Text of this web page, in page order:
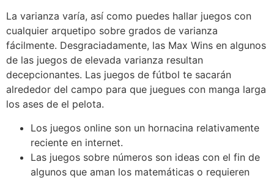
La varianza varía, así­ como puedes hallar juegos con
cualquier arquetipo sobre grados de varianza
fácilmente. Desgraciadamente, las Max Wins en algunos
de las juegos de elevada varianza resultan
decepcionantes. Las juegos de fútbol te sacarán
alrededor del campo para que juegues con manga larga
los ases de el pelota.
Los juegos online son un hornacina relativamente
reciente en internet.
Las juegos sobre números son ideas con el fin de
algunos que aman los matemáticas o requieren